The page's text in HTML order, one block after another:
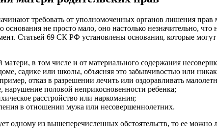
требовать от уполномоченных органов лишения
основания не просто мало, оно настолько незначительно,
Статьей 69 СК РФ установлены основания, которые
матери, в том числе и от материального содержания
садике или школы, объясняя это забывчивостью или
отказ в разрешении лечить или оздоравливать
нарушение половой неприкосновенности ребенка;
расстройство или наркомания;
в отношении мужа или несовершеннолетних.
одному из вышеперечисленных обстоятельств, то ее можно